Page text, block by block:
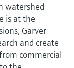
watershed
is at the
Garver
and create
commercial